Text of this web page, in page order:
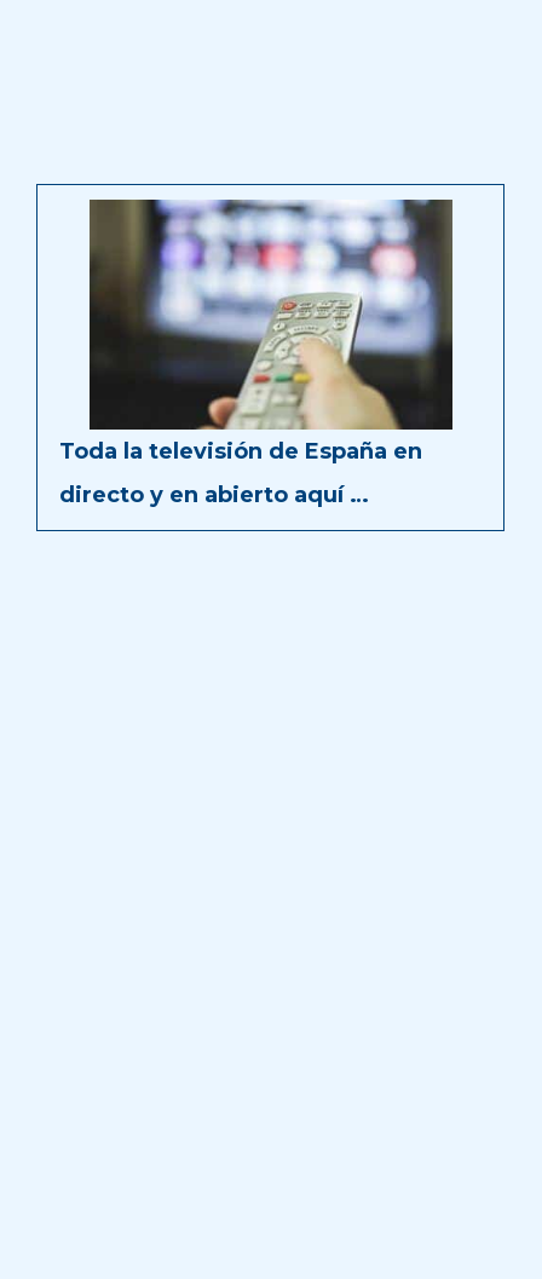
Toda la televisión de España en
directo y en abierto aquí …